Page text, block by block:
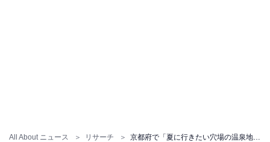
All About ニュース リサーチ